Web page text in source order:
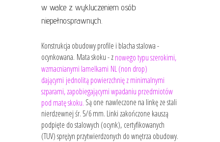
w walce z wykluczeniem osób
niepełnosprawnych.
Konstrukcja obudowy profile i blacha stalowa -
ocynkowana. Mata skoku - znowego typu szerokimi,
wzmacnianymi lamelkami NL (non drop)
dającymi jednolitą powierzchnię z minimalnymi
szparami, zapobiegającymi wpadaniu przedmiotów
pod matę skoku. Są one nawleczone na linkę ze stali
nierdzewnej śr. 5/6 mm. Linki zakończone kauszą
podpięte do stalowych (ocynk), certyfikowanych
(TUV) sprężyn przytwierdzonych do wnętrza obudowy.